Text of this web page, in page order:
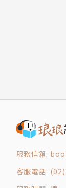
服務信箱:
客服電話: